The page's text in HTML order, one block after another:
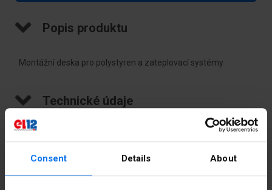
Consent Details About
Popis produktu
Montážní deska pro polystyren a zateplovací systémy
Technické údaje
Barva
Šířka [mm]